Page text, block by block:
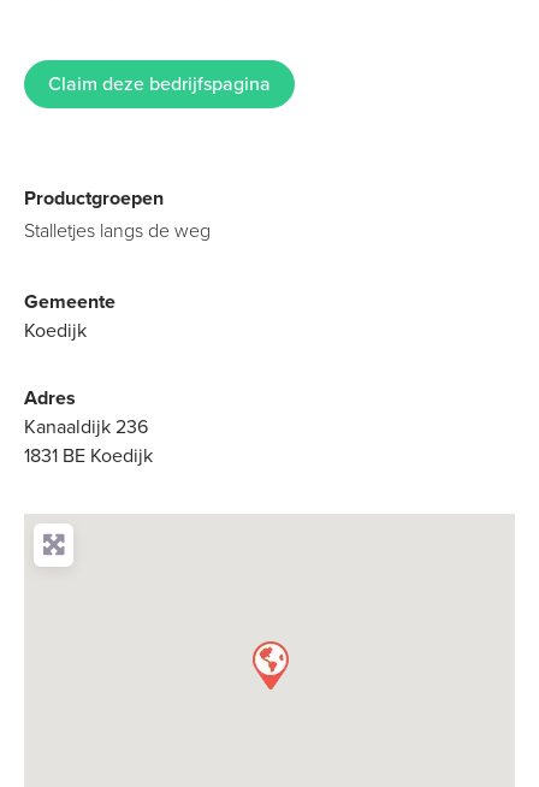
Claim deze bedrijfspagina
Productgroepen
Stalletjes langs de weg
Gemeente
Koedijk
Adres
Kanaaldijk 236
1831 BE Koedijk